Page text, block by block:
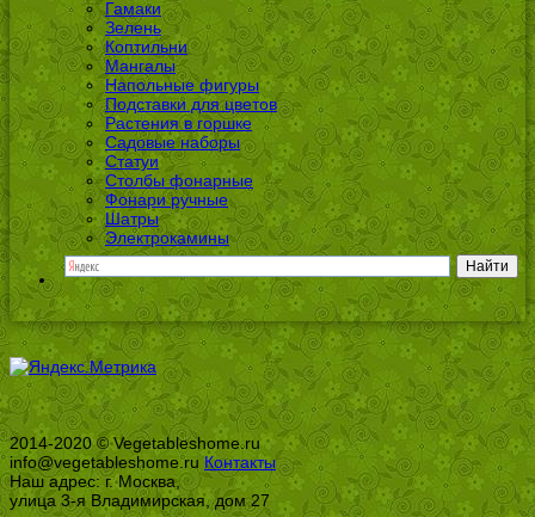
Гамаки
Зелень
Коптильни
Мангалы
Напольные фигуры
Подставки для цветов
Растения в горшке
Садовые наборы
Статуи
Столбы фонарные
Фонари ручные
Шатры
Электрокамины
2014-2020 © Vegetableshome.ru
info@vegetableshome.ru Контакты
Наш адрес: г. Москва,
улица 3-я Владимирская, дом 27